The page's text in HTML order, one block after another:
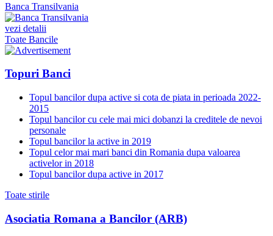
Banca Transilvania
vezi detalii
Toate Bancile
Topuri Banci
Topul bancilor dupa active si cota de piata in perioada 2022-
2015
Topul bancilor cu cele mai mici dobanzi la creditele de nevoi
personale
Topul bancilor la active in 2019
Topul celor mai mari banci din Romania dupa valoarea
activelor in 2018
Topul bancilor dupa active in 2017
Toate stirile
Asociatia Romana a Bancilor (ARB)